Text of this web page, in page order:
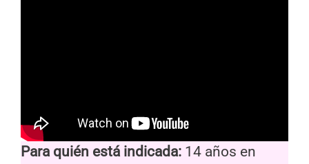
Para quién está indicada: 14 años en